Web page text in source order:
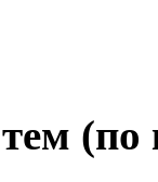
(по